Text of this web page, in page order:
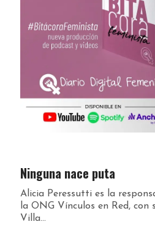
Ninguna nace puta
Alicia Peressutti es la
la ONG Vínculos en Red, con
Villa...